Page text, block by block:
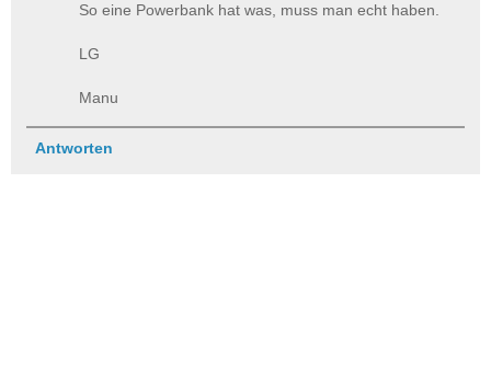
So eine Powerbank hat was, muss man echt haben.
LG
Manu
Antworten